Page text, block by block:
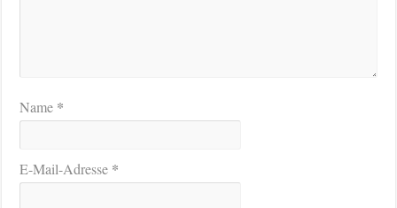
Name *
E-Mail-Adresse *